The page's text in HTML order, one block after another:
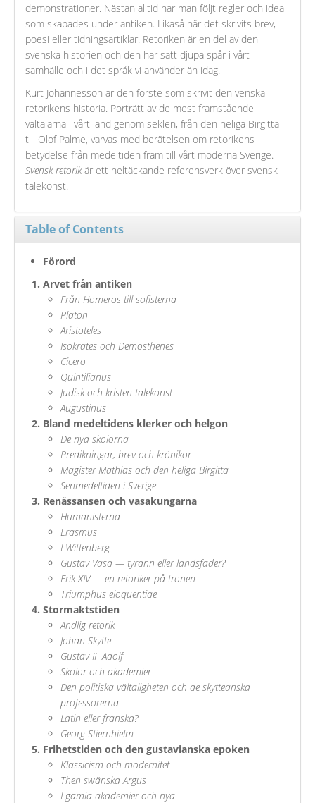
demonstrationer. Nästan alltid har man följt regler och ideal
som skapades under antiken. Likaså när det skrivits brev,
poesi eller tidningsartiklar. Retoriken är en del av den
svenska historien och den har satt djupa spår i vårt
samhälle och i det språk vi använder än idag.
Kurt Johannesson är den förste som skrivit den venska
retorikens historia. Porträtt av de mest framstående
vältalarna i vårt land genom seklen, från den heliga Birgitta
till Olof Palme, varvas med berätelsen om retorikens
betydelse från medeltiden fram till vårt moderna Sverige.
Svensk retorikär ett heltäckande referensverk över svensk
talekonst.
Table of Contents
Förord
Arvet från antiken
Från Homeros till sofisterna
Platon
Aristoteles
Isokrates och Demosthenes
Cicero
Quintilianus
Judisk och kristen talekonst
Augustinus
Bland medeltidens klerker och helgon
De nya skolorna
Predikningar, brev och krönikor
Magister Mathias och den heliga Birgitta
Senmedeltiden i Sverige
Renässansen och vasakungarna
Humanisterna
Erasmus
I Wittenberg
Gustav Vasa — tyrann eller landsfader?
Erik XIV — en retoriker på tronen
Triumphus eloquentiae
Stormaktstiden
Andlig retorik
Johan Skytte
Gustav II Adolf
Skolor och akademier
Den politiska vältaligheten och de skytteanska
professorerna
Latin eller franska?
Georg Stiernhielm
Frihetstiden och den gustavianska epoken
Klassicism och modernitet
Then swänska Argus
I gamla akademier och nya